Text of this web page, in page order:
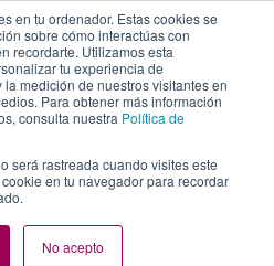
en tu ordenador. Estas cookies se
sobre cómo interactúas con
recordarte. Utilizamos esta
tu experiencia de
medición de nuestros visitantes en
Para obtener más información
consulta nuestra Política de
será rastreada cuando visites este
en tu navegador para recordar
No acepto
un-baby-shower-celeste-
»Un baby shower celeste para